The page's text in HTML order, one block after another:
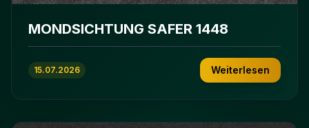
MONDSICHTUNG SAFER 1448
15.07.2026 Weiterlesen